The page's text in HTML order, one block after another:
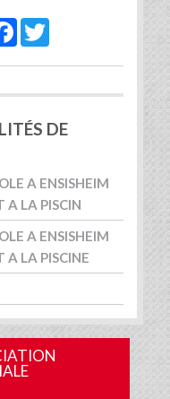
Facebook
DE
A ENSISHEIM
A LA PISCIN
A ENSISHEIM
A LA PISCINE